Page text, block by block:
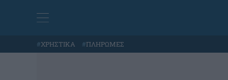
#ΧΡΗΣΤΙΚΑ #ΠΛΗΡΩΜΕΣ